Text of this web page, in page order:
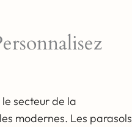
secteur de la
modernes. Les parasols